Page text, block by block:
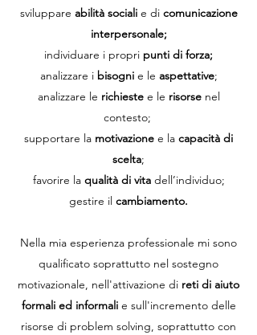
sviluppare abilità socialie di comunicazione
interpersonale;
individuare i propri punti di forza;
analizzare i bisognie le aspettative;
analizzare le richiestee le risorsenel
contesto;
supportare la motivazione e la capacità di
scelta;
favorire la qualità di vitadell’individuo;
gestire il cambiamento.
Nella mia esperienza professionale mi sono
qualificato soprattutto nel sostegno
motivazionale, nell'attivazione di reti di aiuto
formali ed informalie sull'incremento delle
risorse di problem solving, soprattutto con